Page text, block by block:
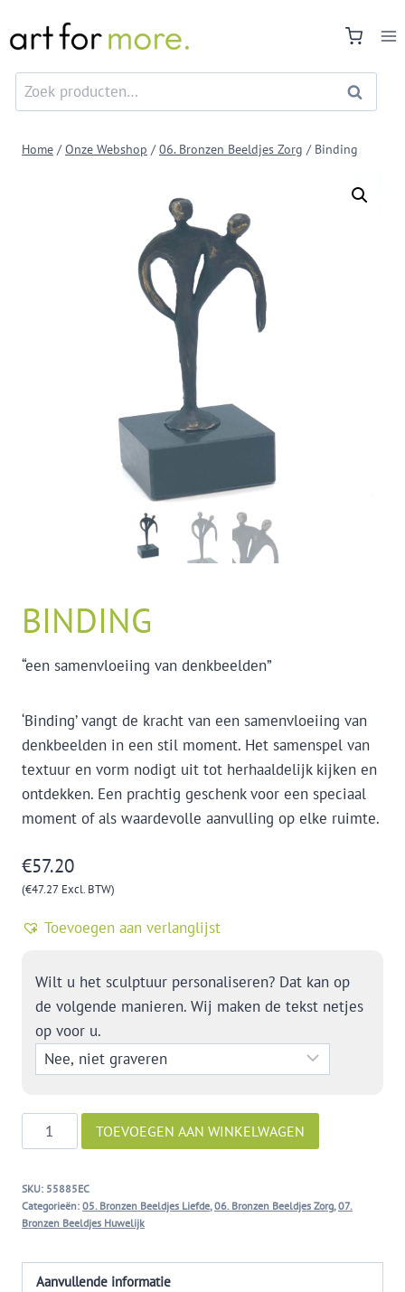
naar
Zoeken
naar:
Zoeken
Home / Onze Webshop / 06. Bronzen Beeldjes Zorg / Binding
BINDING
“een samenvloeiing van denkbeelden”
‘Binding’ vangt de kracht van een samenvloeiing van
denkbeelden in een stil moment. Het samenspel van
textuur en vorm nodigt uit tot herhaaldelijk kijken en
ontdekken. Een prachtig geschenk voor een speciaal
moment of als waardevolle aanvulling op elke ruimte.
€57.20
(€47.27 Excl. BTW)
Toevoegen aan verlanglijst
Wilt u het sculptuur personaliseren? Dat kan op
de volgende manieren. Wij maken de tekst netjes
op voor u.
Binding
aantal
TOEVOEGEN AAN WINKELWAGEN
SKU: 55885EC
Categorieën: 05. Bronzen Beeldjes Liefde,06. Bronzen Beeldjes Zorg,07.
Bronzen Beeldjes Huwelijk
Aanvullende informatie